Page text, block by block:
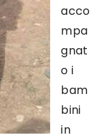
acco
mpa
gnat
o i
bam
bini
in